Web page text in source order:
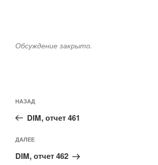
Обсуждение закрыто.
по
записям
Предыдущая
запись:
НАЗАД
DIM, отчет 461
Следующая
запись
ДАЛЕЕ
DIM, отчет 462